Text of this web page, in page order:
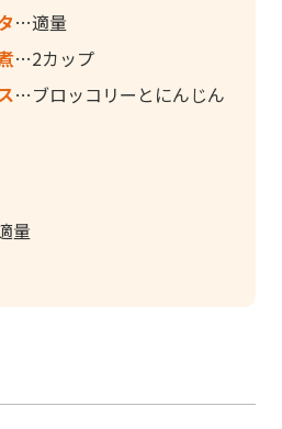
適量
2カップ
ブロッコリーとにんじん
量